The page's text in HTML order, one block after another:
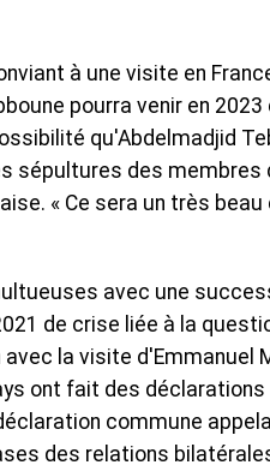
à une visite en
pourra venir en 2023
qu'Abdelmadjid
sépultures des membres
« Ce sera un très
avec une
de crise liée à la
la visite d'Emmanuel
ont fait des
commune
des relations